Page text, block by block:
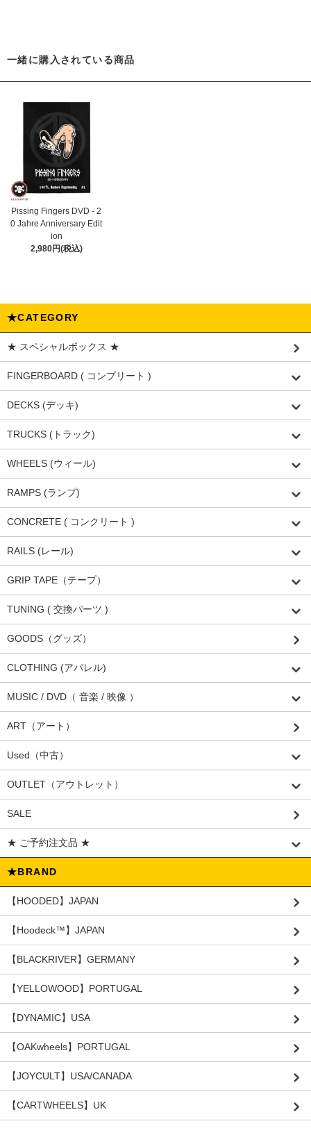
一緒に購入されている商品
Pissing Fingers DVD - 2
0 Jahre Anniversary Edit
ion
2,980円(税込)
★CATEGORY
★ スペシャルボックス ★
FINGERBOARD ( コンプリート )
DECKS (デッキ)
TRUCKS (トラック)
WHEELS (ウィール)
RAMPS (ランプ)
CONCRETE ( コンクリート )
RAILS (レール)
GRIP TAPE（テープ）
TUNING ( 交換パーツ )
GOODS（グッズ）
CLOTHING (アパレル)
MUSIC / DVD（ 音楽 / 映像 ）
ART（アート）
Used（中古）
OUTLET（アウトレット）
SALE
★ ご予約注文品 ★
★BRAND
【HOODED】JAPAN
【Hoodeck™️】JAPAN
【BLACKRIVER】GERMANY
【YELLOWOOD】PORTUGAL
【DYNAMIC】USA
【OAKwheels】PORTUGAL
【JOYCULT】USA/CANADA
【CARTWHEELS】UK